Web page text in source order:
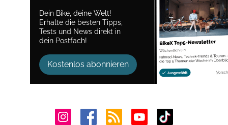
Dein Bike, deine Welt!
Erhalte die besten Tipps,
Tests und News direkt in
dein Postfach!
Kostenlos abonnieren